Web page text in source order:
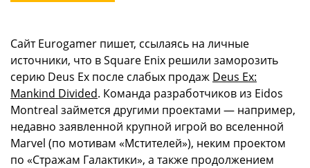
Сайт Eurogamer пишет, ссылаясь на личные
источники, что в Square Enix решили заморозить
серию Deus Ex после слабых продаж Deus Ex:
Mankind Divided. Команда разработчиков из Eidos
Montreal займется другими проектами — например,
недавно заявленной крупной игрой во вселенной
Marvel (по мотивам «Мстителей»), неким проектом
по «Стражам Галактики», а также продолжением